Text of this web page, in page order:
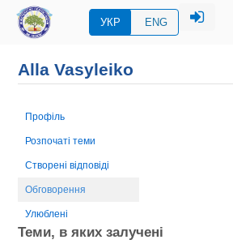
УКР ENG
Alla Vasyleiko
Профіль
Розпочаті теми
Створені відповіді
Обговорення
Улюблені
Теми, в яких залучені